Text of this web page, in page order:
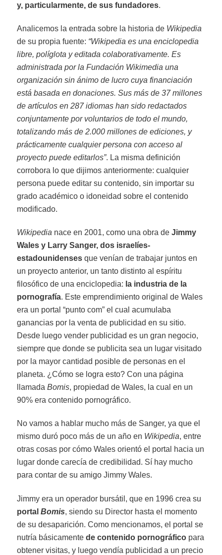
y, particularmente, de sus fundadores.
Analicemos la entrada sobre la historia de Wikipedia
de su propia fuente: “Wikipedia es una enciclopedia
libre, políglota y editada colaborativamente. Es
administrada por la Fundación Wikimedia una
organización sin ánimo de lucro cuya financiación
está basada en donaciones. Sus más de 37 millones
de artículos en 287 idiomas han sido redactados
conjuntamente por voluntarios de todo el mundo,
totalizando más de 2.000 millones de ediciones, y
prácticamente cualquier persona con acceso al
proyecto puede editarlos”. La misma definición
corrobora lo que dijimos anteriormente: cualquier
persona puede editar su contenido, sin importar su
grado académico o idoneidad sobre el contenido
modificado.
Wikipedia nace en 2001, como una obra deJimmy
Wales y Larry Sanger, dos israelíes-
estadounidensesque venían de trabajar juntos en
un proyecto anterior, un tanto distinto al espíritu
filosófico de una enciclopedia: la industria de la
pornografía. Este emprendimiento original de Wales
era un portal “punto com” el cual acumulaba
ganancias por la venta de publicidad en su sitio.
Desde luego vender publicidad es un gran negocio,
siempre que donde se publicita sea un lugar visitado
por la mayor cantidad posible de personas en el
planeta. ¿Cómo se logra esto? Con una página
llamadaBomis, propiedad de Wales, la cual en un
90% era contenido pornográfico.
No vamos a hablar mucho más de Sanger, ya que el
mismo duró poco más de un año en Wikipedia, entre
otras cosas por cómo Wales orientó el portal hacia un
lugar donde carecía de credibilidad. Sí hay mucho
para contar de su amigo Jimmy Wales.
Jimmy era un operador bursátil, que en 1996 crea su
portalBomis, siendo su Director hasta el momento
de su desaparición. Como mencionamos, el portal se
nutría básicamentede contenido pornográfico para
obtener visitas, y luego vendía publicidad a un precio